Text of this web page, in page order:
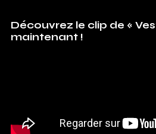
Découvrez le clip de «
maintenant !